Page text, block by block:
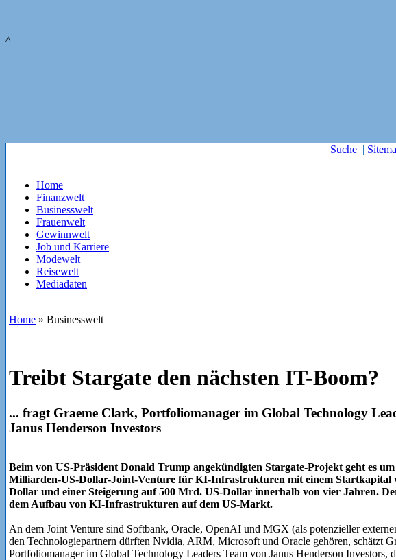
^
Suche |
Home
Finanzwelt
Businesswelt
Frauenwelt
Gewinnwelt
Job und Karriere
Modewelt
Reisewelt
Mediadaten
Home » Businesswelt
Treibt Stargate den nächsten IT-Boom?
... fragt Graeme Clark, Portfoliomanager im Global Technology
Janus Henderson Investors
Beim von US-Präsident Donald Trump angekündigten Stargate-Projekt geht es um
Milliarden-US-Dollar-Joint-Venture für KI-Infrastrukturen mit einem Startkapital
Dollar und einer Steigerung auf 500 Mrd. US-Dollar innerhalb von vier Jahren.
dem Aufbau von KI-Infrastrukturen auf dem US-Markt.
An dem Joint Venture sind Softbank, Oracle, OpenAI und MGX (als potenzieller
den Technologiepartnern dürften Nvidia, ARM, Microsoft und Oracle gehören, schätzt
Portfoliomanager im Global Technology Leaders Team von Janus Henderson Investors,